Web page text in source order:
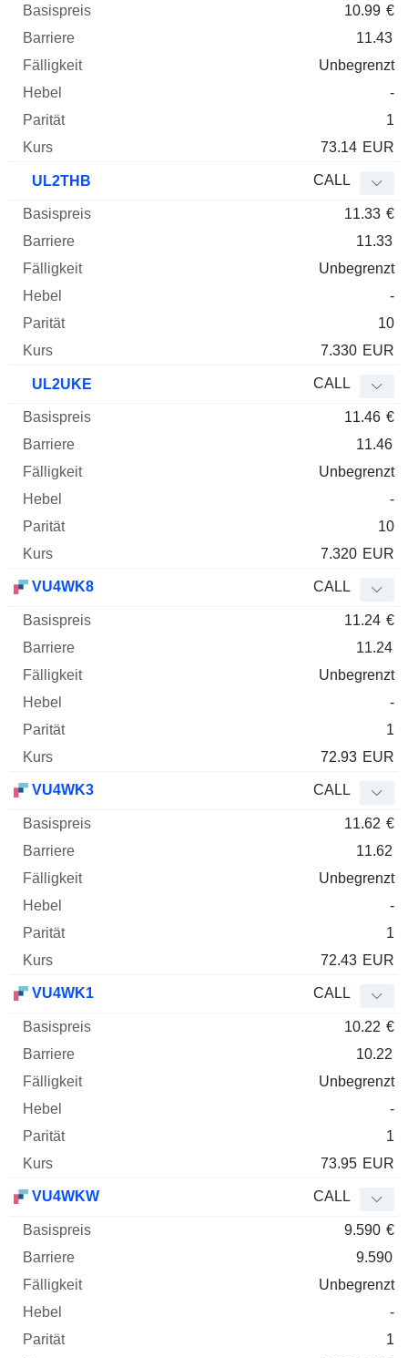
10.99 €
11.43
Unbegrenzt
-
1
73.14 EUR
UL2THB CALL
11.33 €
11.33
Unbegrenzt
-
10
7.330 EUR
UL2UKE CALL
11.46 €
11.46
Unbegrenzt
-
10
7.320 EUR
VU4WK8 CALL
11.24 €
11.24
Unbegrenzt
-
1
72.93 EUR
VU4WK3 CALL
11.62 €
11.62
Unbegrenzt
-
1
72.43 EUR
VU4WK1 CALL
10.22 €
10.22
Unbegrenzt
-
1
73.95 EUR
VU4WKW CALL
9.590 €
9.590
Unbegrenzt
-
1